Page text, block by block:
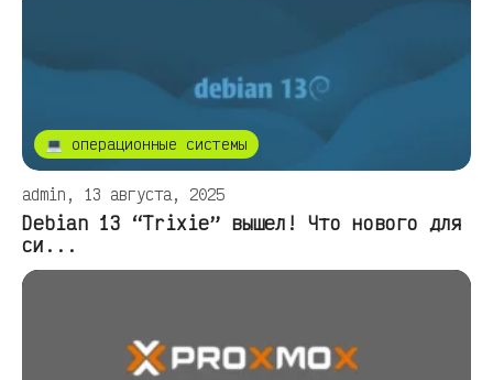
💻 операционные системы
admin, 13 августа, 2025
Debian 13 “Trixie” вышел! Что нового для
си...